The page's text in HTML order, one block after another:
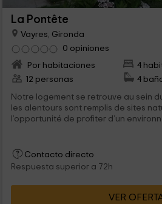
La Pontête
Vayres, Gironda
0 opiniones
Por habitaciones
4
12 personas
4
Notre logement se retrouve au sein
les alentours sont remplis de sites
l’opportunité de profiter d’un
Contacto directo
Respuesta superior a 72h
VER